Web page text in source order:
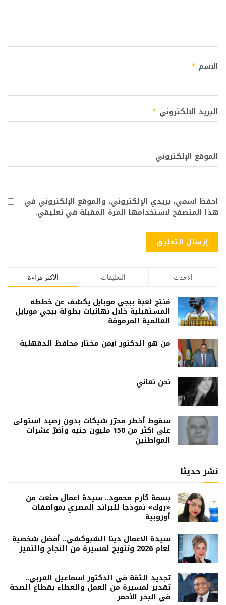
الاسم *
البريد الإلكتروني *
الموقع الإلكتروني
احفظ اسمي، بريدي الإلكتروني، والموقع الإلكتروني في
هذا المتصفح لاستخدامها المرة المقبلة في تعليقي.
الاكثر قراءة التعليقات الاحدث
مُنتِج لعبة ببجي موبايل يكشف عن خططه
المستقبلية خلال نهائيات بطولة ببجي موبايل
العالمية المرموقة
من هو الدكتور أيمن مختار محافظ الدقهلية
نحن نعاني
سقوط أخطر محرّر شيكات بدون رصيد استولى
على أكثر من 150 مليون جنيه وأضرّ عشرات
المواطنين
نشر حديثا
بسمة كارم محمود.. سيدة أعمال صنعت من
«روك» نموذجا للبراند المصري بمواصفات
أوروبية
سيدة الأعمال دينا الشبوكشي.. أفضل شخصية
لعام 2026 وتتويج لمسيرة من النجاح والتميز
تجديد الثقة في الدكتور إسماعيل العربي..
تقدير لمسيرة من العمل والعطاء بقطاع الصحة
في البحر الأحمر